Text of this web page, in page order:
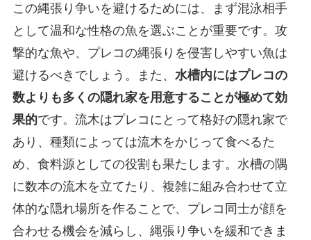
この縄張り争いを避けるためには、まず混泳相手
として温和な性格の魚を選ぶことが重要です。攻
撃的な魚や、プレコの縄張りを侵害しやすい魚は
避けるべきでしょう。また、 水槽内にはプレコの
数よりも多くの隠れ家を用意することが極めて効
果的です。流木はプレコにとって格好の隠れ家で
あり、種類によっては流木をかじって食べるた
め、食料源としての役割も果たします。水槽の隅
に数本の流木を立てたり、複雑に組み合わせて立
体的な隠れ場所を作ることで、プレコ同士が顔を
合わせる機会を減らし、縄張り争いを緩和できま